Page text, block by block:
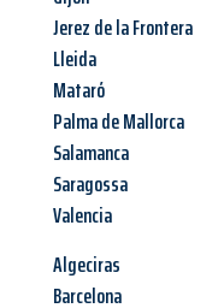
Jerez de la Frontera
Lleida
Mataró
Palma de Mallorca
Salamanca
Saragossa
Valencia
Algeciras
Barcelona